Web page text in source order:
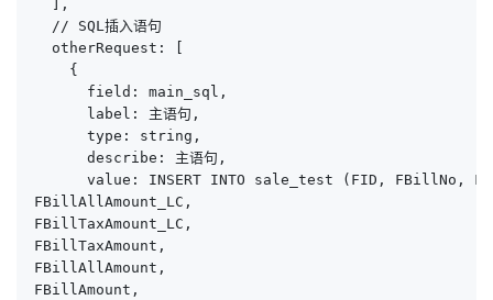
  ],
  // SQL插入语句
  otherRequest: [
    {
      field: main_sql,
      label: 主语句,
      type: string,
      describe: 主语句,
value: INSERT INTO sale_test (FID, FBillNo,
FBillAllAmount_LC,
FBillTaxAmount_LC,
FBillTaxAmount,
FBillAllAmount,
FBillAmount,